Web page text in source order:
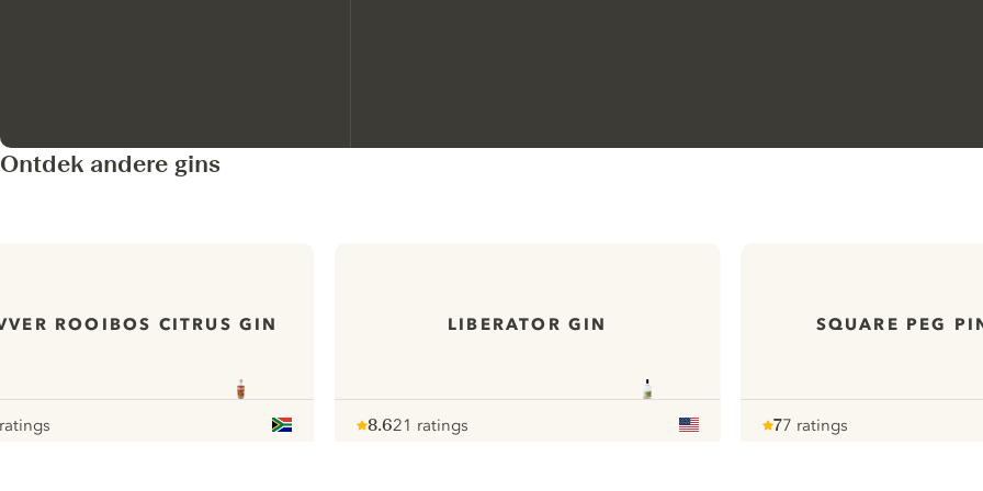
Ontdek andere gins
ROOIBOS CITRUS GIN LIBERATOR GIN
8.621 ratings
SQUARE PEG
77 ratings